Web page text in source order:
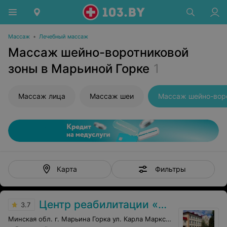
Массаж • Лечебный массаж
Массаж шейно-воротниковой
зоны в Марьиной Горке 1
Массаж лица Массаж шеи
Карта Фильтры
3.7 Центр реабилитации «Пуховичи»
Минская обл. г. Марьина Горка ул. Карла Маркса, 9